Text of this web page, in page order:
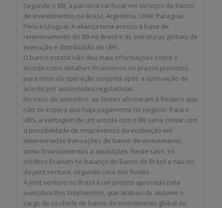
Segundo o BB, a parceria vai focar em serviços de banco
de investimentos no Brasil, Argentina, Chile, Paraguai,
Peru e Uruguai. A aliança teria acesso à base de
relacionamento do BB no Brasil e às estruturas globais de
execução e distribuição do UBS.
O banco estatal não deu mais informações sobre o
acordo como detalhes financeiros ou prazos previstos
para início da operação conjunta após a aprovação do
acordo por autoridades regulatórias.
No início de setembro, as fontes afirmaram à Reuters que
não se espera que haja pagamento no negócio. Para o
UBS, a vantagem de um acordo com o BB seria contar com
a possibilidade de empréstimos da instituição em
determinadas transações de banco de investimento,
como financiamentos a aquisições. Neste caso, os
créditos ficariam no balanço do Banco do Brasil e não no
da joint venture, segundo uma das fontes.
A joint venture no Brasil é um projeto aprovado pela
executiva Ros Stephenson, que acabou de assumir o
cargo de co-chefe de banco de investimento global do